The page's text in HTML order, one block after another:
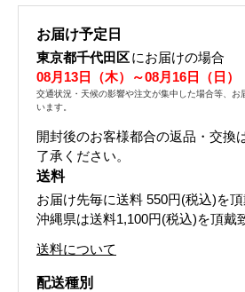
お届け予定日
東京都千代田区にお届けの場合
08月13日（木）～08月16日（日）
交通状況・天候の影響や注文が集中した場合等、お
います。
開封後のお客様都合の返品・交換
了承ください。
送料
お届け先毎に送料 550円(税込)を
沖縄県は送料1,100円(税込)を頂戴
送料について
配送種別